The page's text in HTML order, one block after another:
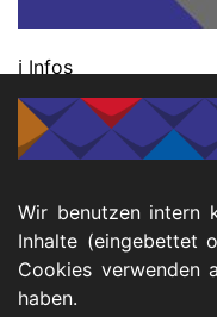
ℹ️ Infos
Dienstag, 17.
Färberei Wuppertal
Peter-Hansen-Platz 1
Wuppertal-
Wir benutzen intern
Inhalte (eingebettet
Cookies verwenden
haben.